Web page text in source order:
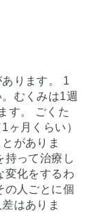
ります。 1
むくみは1週
す。 ごくた
ヶ月くらい）
がありま
持って治療し
変化をするわ
の人ごとに個
はありま